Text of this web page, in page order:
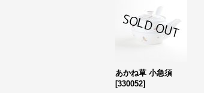
あかね草 小急須
[330052]